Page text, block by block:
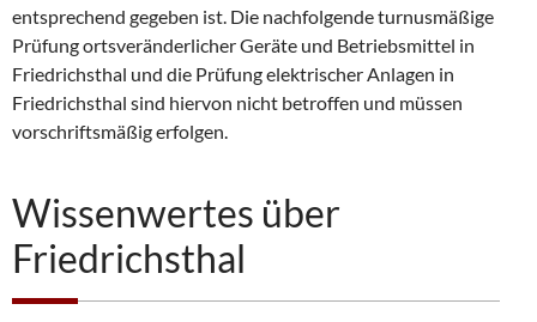
entsprechend gegeben ist. Die nachfolgende turnusmäßige
Prüfung ortsveränderlicher Geräte und Betriebsmittel in
Friedrichsthal und die Prüfung elektrischer Anlagen in
Friedrichsthal sind hiervon nicht betroffen und müssen
vorschriftsmäßig erfolgen.
Wissenwertes über
Friedrichsthal